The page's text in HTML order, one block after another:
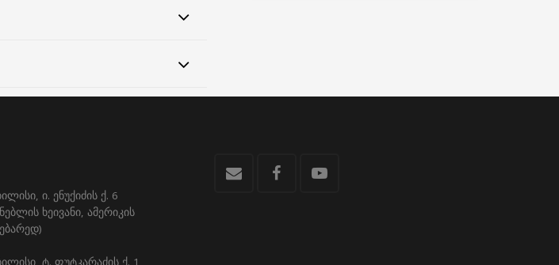
ი. ენუქიძის ქ. 6
ხეივანი, ამერიკის
ტ. ფუტკარაძის ქ. 1